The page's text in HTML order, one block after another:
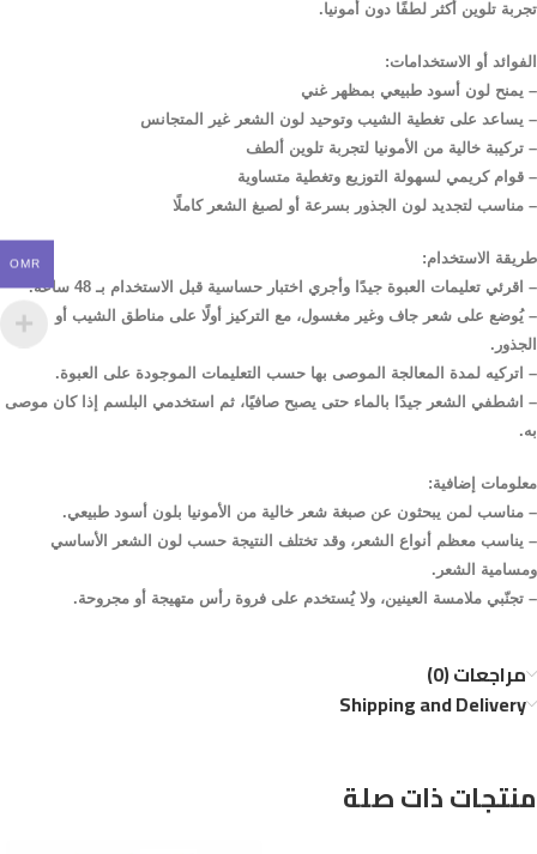
تجربة تلوين أكثر لطفًا دون أمونيا.
الفوائد أو الاستخدامات:
– يمنح لون أسود طبيعي بمظهر غني
– يساعد على تغطية الشيب وتوحيد لون الشعر غير
المتجانس
– تركيبة خالية من الأمونيا لتجربة تلوين
ألطف
– قوام كريمي لسهولة التوزيع وتغطية متساوية
– مناسب لتجديد لون الجذور بسرعة أو لصبغ الشعر كاملًا
طريقة الاستخدام:
– اقرئي تعليمات العبوة جيدًا وأجري اختبار حساسية قبل الاستخدام بـ ساعة.
–يُوضع على شعر جاف وغير مغسول، مع التركيز أولًا على مناطق الشيب
أو
الجذور .
– اتركيه لمدة المعالجة الموصى بها حسب التعليمات الموجودة على العبوة.
– اشطفي الشعر جيدًا بالماء حتى يصبح صافيًا، ثم استخدمي البلسم إذا كان موصى
به.
معلومات إضافية:
– مناسب لمن يبحثون عن صبغة شعر خالية من الأمونيا بلون أسود طبيعي.
– يناسب معظم أنواع الشعر، وقد تختلف النتيجة حسب لون الشعر
الأساسي
ومسامية
الشعر .
– تجنّبي ملامسة العينين، ولا يُستخدم على فروة رأس متهيجة أو مجروحة.
مراجعات (0)
Shipping and Delivery
منتجات ذات صلة
OMR